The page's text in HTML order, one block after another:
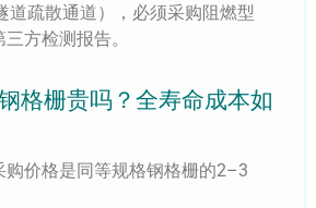
道疏散通道），必须采购阻燃型
方检测报告。
格栅贵吗？全寿命成本如
购价格是同等规格钢格栅的2–3